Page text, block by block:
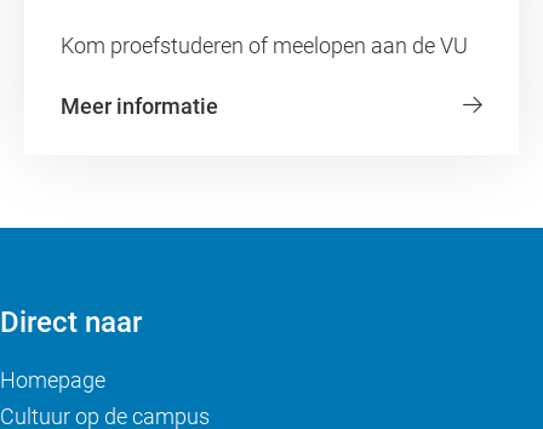
Kom proefstuderen of meelopen aan de VU
Meer informatie
Direct naar
Homepage
Cultuur op de campus